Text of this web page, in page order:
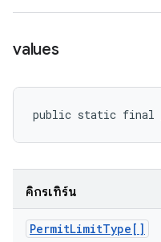
values
public static final
คิกรีเทิร์น
PermitLimitType[]